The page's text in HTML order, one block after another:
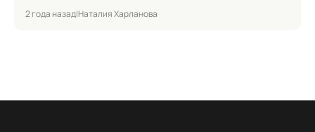
2 года назад|Наталия Харланова